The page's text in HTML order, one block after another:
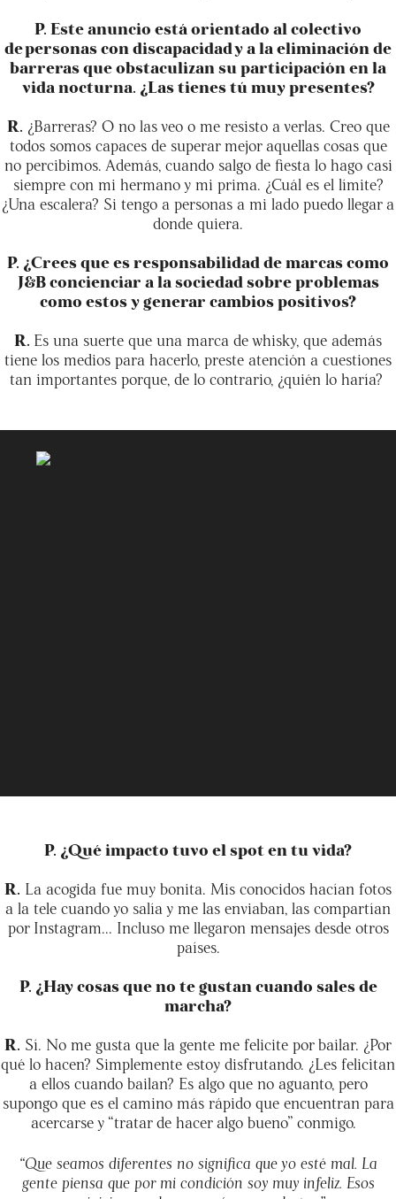
P. Este anuncio está orientado al colectivo
de personas con discapacidad y a la eliminación de
barreras que obstaculizan su participación en la
vida nocturna. ¿Las tienes tú muy presentes?
R. ¿Barreras? O no las veo o me resisto a verlas. Creo que
todos somos capaces de superar mejor aquellas cosas que
no percibimos. Además, cuando salgo de fiesta lo hago casi
siempre con mi hermano y mi prima. ¿Cuál es el límite?
¿Una escalera? Si tengo a personas a mi lado puedo llegar a
donde quiera.
P. ¿Crees que es responsabilidad de marcas como
J&B concienciar a la sociedad sobre problemas
como estos y generar cambios positivos?
R. Es una suerte que una marca de whisky, que además
tiene los medios para hacerlo, preste atención a cuestiones
tan importantes porque, de lo contrario, ¿quién lo haría?
P. ¿Qué impacto tuvo el spot en tu vida?
R. La acogida fue muy bonita. Mis conocidos hacían fotos
a la tele cuando yo salía y me las enviaban, las compartían
por Instagram... Incluso me llegaron mensajes desde otros
países.
P. ¿Hay cosas que no te gustan cuando sales de
marcha?
R. Sí. No me gusta que la gente me felicite por bailar. ¿Por
qué lo hacen? Simplemente estoy disfrutando. ¿Les felicitan
a ellos cuando bailan? Es algo que no aguanto, pero
supongo que es el camino más rápido que encuentran para
acercarse y “tratar de hacer algo bueno” conmigo.
“Que seamos diferentes no significa que yo esté mal. La
gente piensa que por mi condición soy muy infeliz. Esos